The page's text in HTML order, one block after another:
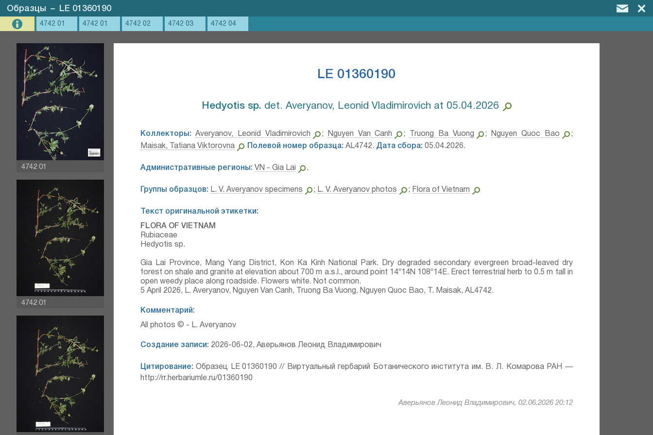
Образцы – LE 01360190
4742 01 4742 01 4742 02 4742 03 4742 04
4742 01
4742 01
LE 01360190
Hedyotis sp.⁣ det. Averyanov, Leonid Vladimirovich at 05.04.2026
Коллекторы: Averyanov, Leonid Vladimirovich ; Nguyen Van Canh ; Truong Ba Vuong ; Nguyen Quoc Bao
;
Maisak, Tatiana Viktorovna
Полевой номер образца: AL4742. Дата сбора: 05.04.2026.
Административные регионы: VN - Gia Lai .
Группы образцов: L. V. Averyanov specimens ; L. V. Averyanov photos ; Flora of Vietnam
Текст оригинальной этикетки:
FLORA OF VIETNAM
Rubiaceae
Hedyotis sp.
Gia Lai Province, Mang Yang District, Kon Ka Kinh National Park. Dry degraded secondary evergreen broad-leaved dry
forest on shale and granite at elevation about 700 m a.s.l., around point 14º14N 108º14E. Erect terrestrial herb to 0.5 m tall in
open weedy place along roadside. Flowers white. Not common.
5 April 2026, L. Averyanov, Nguyen Van Canh, Truong Ba Vuong, Nguyen Quoc Bao, T. Maisak, АL4742.
Комментарий:
All photos © - L. Averyanov
Создание записи: 2026-06-02, Аверьянов Леонид Владимирович
Цитирование: Образец LE 01360190 // Виртуальный гербарий Ботанического института им. В. Л. Комарова РАН —
http://rr.herbariumle.ru/01360190
Аверьянов Леонид Владимирович, 02.06.2026 20:12